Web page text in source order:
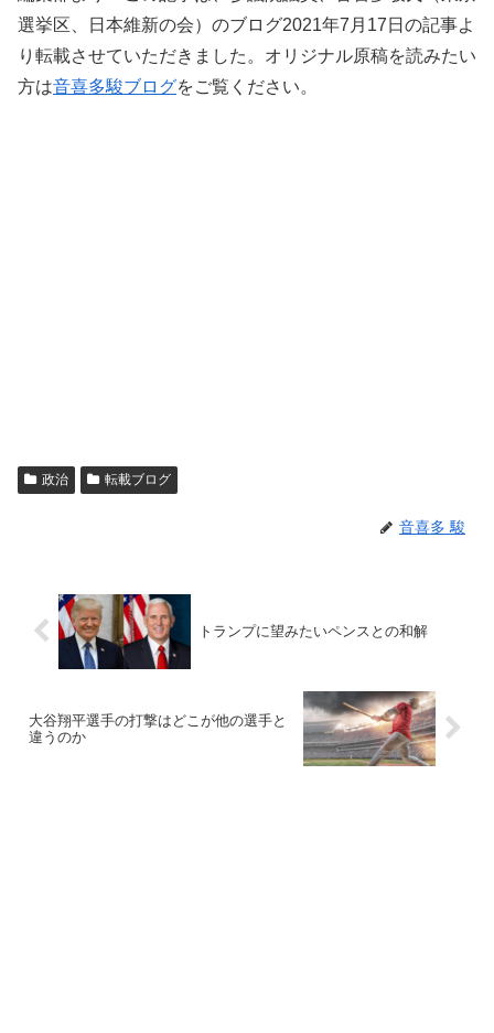
選挙区、日本維新の会）のブログ2021年7月17日の記事よ
り転載させていただきました。オリジナル原稿を読みたい
方は音喜多駿ブログをご覧ください。
政治 転載ブログ
音喜多 駿
トランプに望みたいペンスとの和解
大谷翔平選手の打撃はどこが他の選手と
違うのか